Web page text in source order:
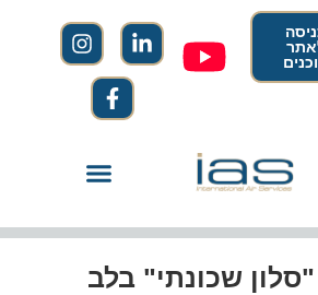
שכונתי" בלב